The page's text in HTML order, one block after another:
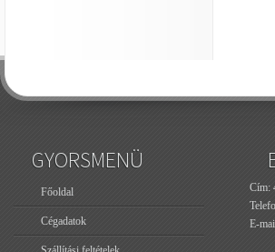
GYORSMENÜ
Főoldal
Cégadatok
Cím:
E-